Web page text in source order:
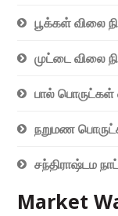
பூக்கள் விலை
முட்டை விலை
பால் பொருட்கள்
நறுமண
சந்திராஷ்டம
Market